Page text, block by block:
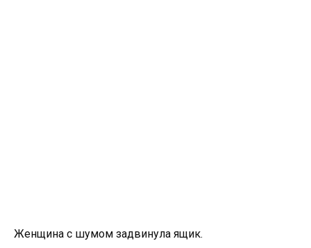
Женщина с шумом задвинула ящик.